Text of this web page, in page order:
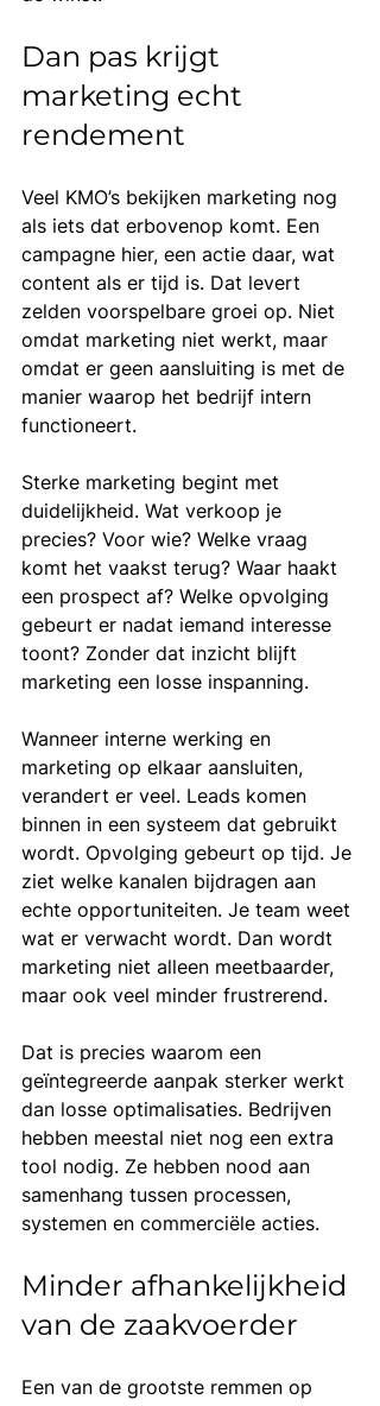
Dan pas krijgt
marketing echt
rendement
Veel KMO’s bekijken marketing nog
als iets dat erbovenop komt. Een
campagne hier, een actie daar, wat
content als er tijd is. Dat levert
zelden voorspelbare groei op. Niet
omdat marketing niet werkt, maar
omdat er geen aansluiting is met de
manier waarop het bedrijf intern
functioneert.
Sterke marketing begint met
duidelijkheid. Wat verkoop je
precies? Voor wie? Welke vraag
komt het vaakst terug? Waar haakt
een prospect af? Welke opvolging
gebeurt er nadat iemand interesse
toont? Zonder dat inzicht blijft
marketing een losse inspanning.
Wanneer interne werking en
marketing op elkaar aansluiten,
verandert er veel. Leads komen
binnen in een systeem dat gebruikt
wordt. Opvolging gebeurt op tijd. Je
ziet welke kanalen bijdragen aan
echte opportuniteiten. Je team weet
wat er verwacht wordt. Dan wordt
marketing niet alleen meetbaarder,
maar ook veel minder frustrerend.
Dat is precies waarom een
geïntegreerde aanpak sterker werkt
dan losse optimalisaties. Bedrijven
hebben meestal niet nog een extra
tool nodig. Ze hebben nood aan
samenhang tussen processen,
systemen en commerciële acties.
Minder afhankelijkheid
van de zaakvoerder
Een van de grootste remmen op